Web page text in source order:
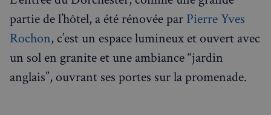
partie de l’hôtel, a été rénovée par Pierre Yves
Rochon, c’est un espace lumineux et ouvert avec
un sol en granite et une ambiance “jardin
anglais”, ouvrant ses portes sur la promenade.